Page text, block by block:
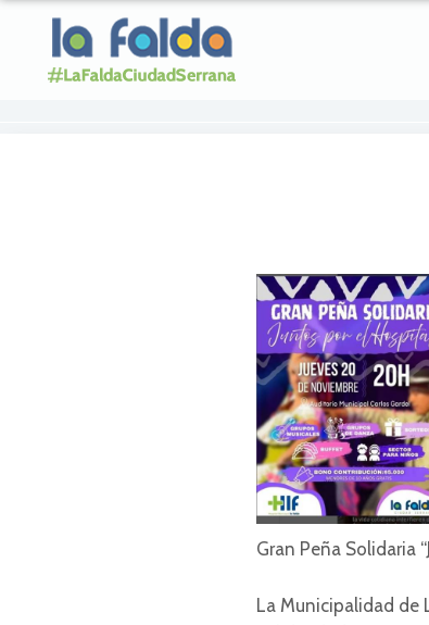
Gran Peña Solidaria
La Municipalidad de